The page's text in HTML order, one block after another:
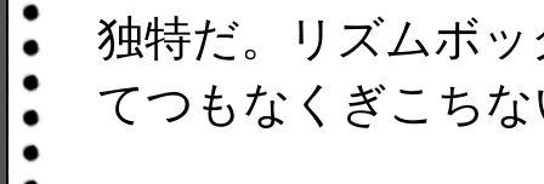
独特だ。リズムボ
てつもなくぎこち